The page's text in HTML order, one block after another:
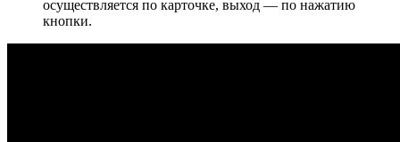
осуществляется по карточке, выход — по нажатию
кнопки.